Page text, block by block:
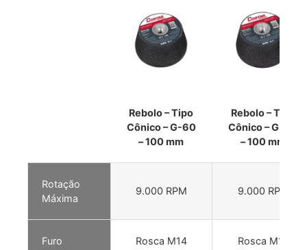
Rebolo – Tipo
Cônico – G-60
– 100 mm
Rebolo – Tipo
Cônico – G-80
– 100 mm
Rotação
Máxima
9.000 RPM 9.000 RPM
Furo Rosca M14 Rosca M14